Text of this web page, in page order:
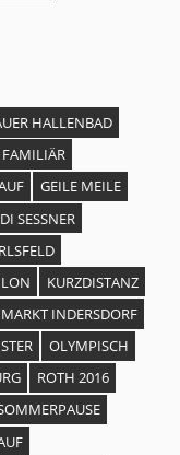
HALLENBAD
FAMILIÄR
GEILE MEILE
SESSNER
KURZDISTANZ
MARKT INDERSDORF
OLYMPISCH
ROTH 2016